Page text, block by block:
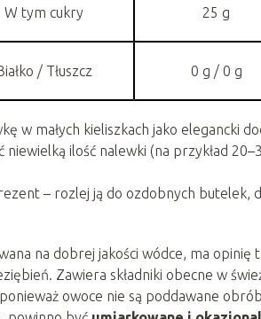
W tym cukry 25 g
/ Tłuszcz 0 g / 0 g
w małych kieliszkach jako elegancki
niewielką ilość nalewki (na przykład
– rozlej ją do ozdobnych butelek,
na dobrej jakości wódce, ma opinię
Zawiera składniki obecne w
owoce nie są poddawane